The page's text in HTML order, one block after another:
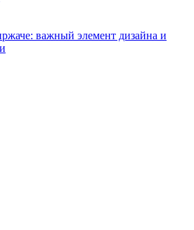
важный элемент дизайна и